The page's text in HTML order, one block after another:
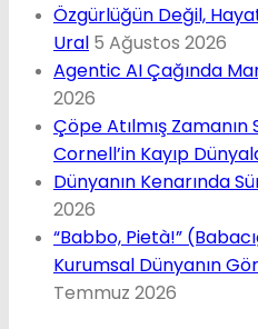
Özgürlüğün Değil,
Ural 5 Ağustos 2026
Agentic AI Çağında
2026
Çöpe Atılmış Zamanın
Cornell’in Kayıp
Dünyanın Kenarında
2026
“Babbo, Pietà!”
Kurumsal Dünyanın
Temmuz 2026